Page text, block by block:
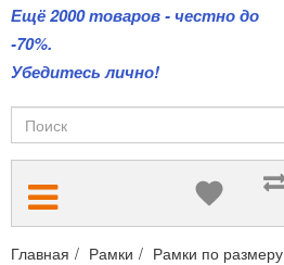
Ещё 2000 товаров - честно до
-70%.
Убедитесь лично!
Главная Рамки Рамки по размеру